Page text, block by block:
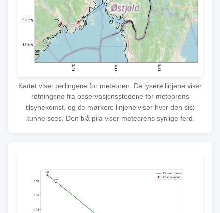
Kartet viser peilingene for meteoren. De lysere linjene viser
retningene fra observasjonsstedene for meteorens
tilsynekomst, og de mørkere linjene viser hvor den sist
kunne sees. Den blå pila viser meteorens synlige ferd.